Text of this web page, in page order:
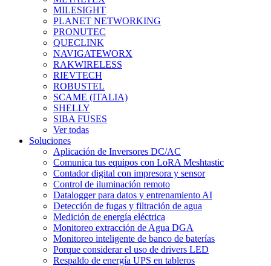
MILESIGHT
PLANET NETWORKING
PRONUTEC
QUECLINK
NAVIGATEWORX
RAKWIRELESS
RIEVTECH
ROBUSTEL
SCAME (ITALIA)
SHELLY
SIBA FUSES
Ver todas
Soluciones
Aplicación de Inversores DC/AC
Comunica tus equipos con LoRA Meshtastic
Contador digital con impresora y sensor
Control de iluminación remoto
Datalogger para datos y entrenamiento AI
Detección de fugas y filtración de agua
Medición de energía eléctrica
Monitoreo extracción de Agua DGA
Monitoreo inteligente de banco de baterías
Porque considerar el uso de drivers LED
Respaldo de energía UPS en tableros